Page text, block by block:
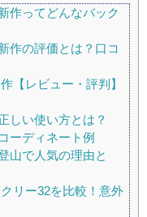
作ってどんなバック
作の評価とは？口コ
【レビュー・評判】
しい使い方とは？
ーディネート例
山で人気の理由と
リー32を比較！意外